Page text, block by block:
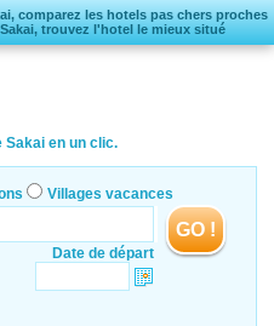
comparez les hotels pas chers proches
trouvez l'hotel le mieux situé
en un clic.
Villages vacances
Date de départ
GO !